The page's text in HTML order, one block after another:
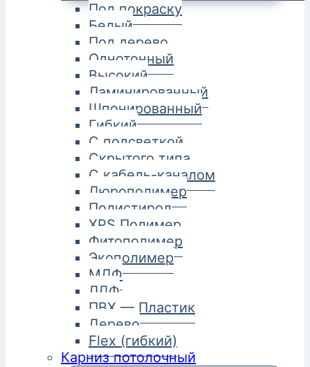
Под покраску
Белый
Под дерево
Однотонный
Высокий
Ламинированный
Шпонированный
Гибкий
С подсветкой
Скрытого типа
С кабель-каналом
Дюрополимер
Полистирол
XPS Полимер
Фитополимер
Экополимер
МДФ
ЛДФ
ПВХ — Пластик
Дерево
Flex (гибкий)
Карниз потолочный